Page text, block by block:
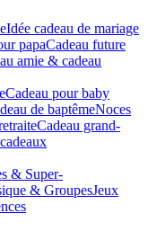
Idée cadeau de mariage​
papaCadeau future
amie & cadeau
Cadeau pour baby
de baptêmeNoces
Cadeau grand-
& Super-
& GroupesJeux